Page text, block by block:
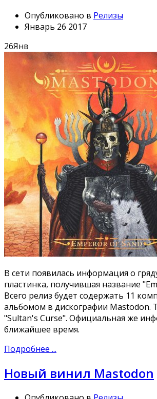
Опубликовано в Релизы
Январь 26 2017
26Янв
В сети появилась информация о
пластинка, получившая название
Всего релиз будет содержать 11
альбомом в дискографии Mastodon.
"Sultan's Curse". Официальная же
ближайшее время.
Подробнее ...
Новый винил Mastodon